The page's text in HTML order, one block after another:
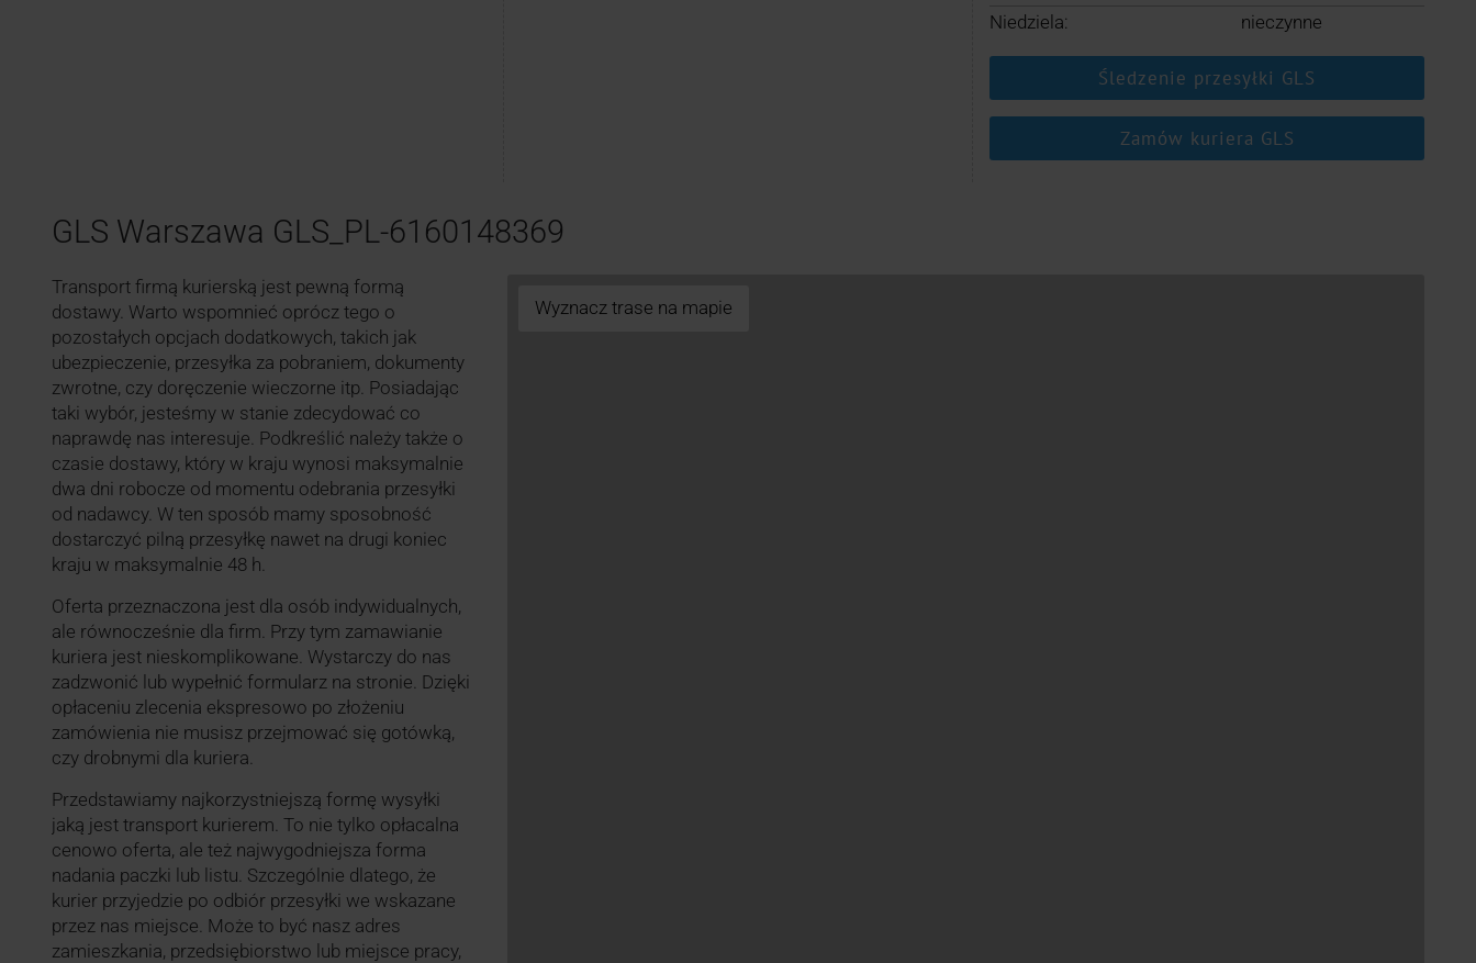
Niedziela:
nieczynne
Śledzenie przesyłki GLS
Zamów kuriera GLS
GLS Warszawa GLS_PL-6160148369
Transport firmą kurierską jest pewną formą
dostawy. Warto wspomnieć oprócz tego o
pozostałych opcjach dodatkowych, takich jak
ubezpieczenie, przesyłka za pobraniem, dokumenty
zwrotne, czy doręczenie wieczorne itp. Posiadając
taki wybór, jesteśmy w stanie zdecydować co
naprawdę nas interesuje. Podkreślić należy także o
czasie dostawy, który w kraju wynosi maksymalnie
dwa dni robocze od momentu odebrania przesyłki
od nadawcy. W ten sposób mamy sposobność
dostarczyć pilną przesyłkę nawet na drugi koniec
kraju w maksymalnie 48 h.
Oferta przeznaczona jest dla osób indywidualnych,
ale równocześnie dla firm. Przy tym zamawianie
kuriera jest nieskomplikowane. Wystarczy do nas
zadzwonić lub wypełnić formularz na stronie. Dzięki
opłaceniu zlecenia ekspresowo po złożeniu
zamówienia nie musisz przejmować się gotówką,
czy drobnymi dla kuriera.
Przedstawiamy najkorzystniejszą formę wysyłki
jaką jest transport kurierem. To nie tylko opłacalna
cenowo oferta, ale też najwygodniejsza forma
nadania paczki lub listu. Szczególnie dlatego, że
kurier przyjedzie po odbiór przesyłki we wskazane
przez nas miejsce. Może to być nasz adres
zamieszkania, przedsiębiorstwo lub miejsce pracy,
Wyznacz trase na mapie